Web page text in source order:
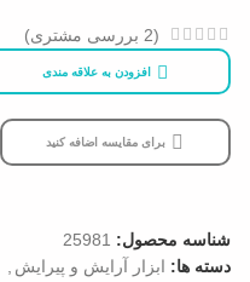
(
2 بررسی مشتری)
افزودن به علاقه مندی
برای مقایسه اضافه کنید
شناسه محصول: 25981
دسته ها: ابزار آرایش و پیرایش